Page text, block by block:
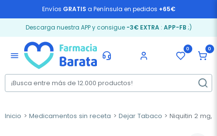
Envíos GRATIS a Península en pedidos +65€
Descarga nuestra APP y consigue -3€ EXTRA: APP-FB ;)
menu
0 0
Inicio Medicamentos sin receta Dejar Tabaco Niquitin 2 mg,